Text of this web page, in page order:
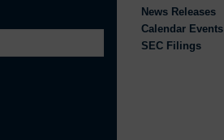
News Releases
Calendar Events
SEC Filings